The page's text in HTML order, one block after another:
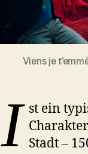
Viens je
i st ein
Stadt –